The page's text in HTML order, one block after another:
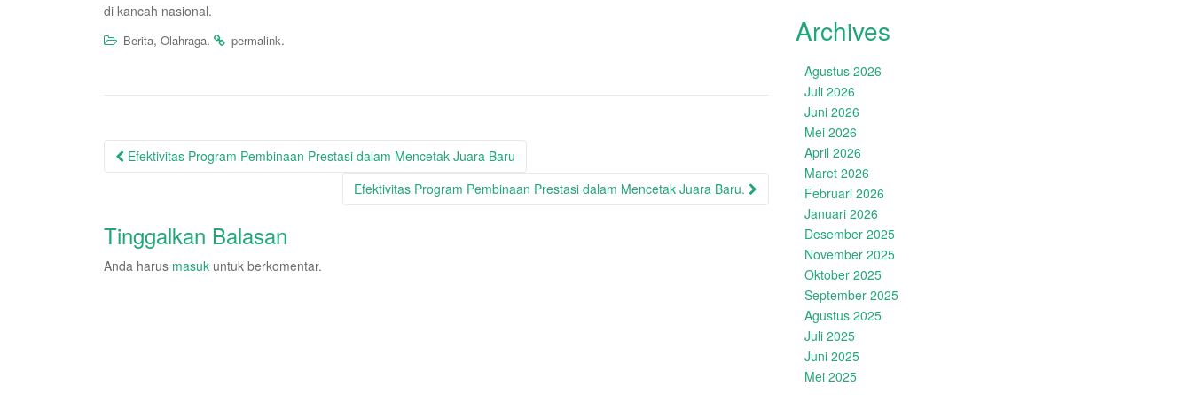
di kancah nasional.
Berita, Olahraga. permalink.
Post
Efektivitas Program Pembinaan Prestasi dalam Mencetak Juara Baru
Efektivitas Program Pembinaan Prestasi dalam Mencetak Juara Baru.
Tinggalkan Balasan
Anda harus masuk untuk berkomentar.
Archives
Agustus 2026
Juli 2026
Juni 2026
Mei 2026
April 2026
Maret 2026
Februari 2026
Januari 2026
Desember 2025
November 2025
Oktober 2025
September 2025
Agustus 2025
Juli 2025
Juni 2025
Mei 2025